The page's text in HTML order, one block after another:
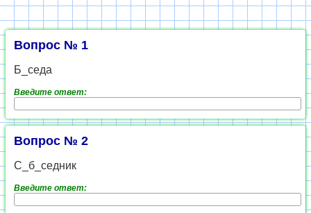
Вопрос № 1
Б_седа
Введите ответ:
Вопрос № 2
С_б_седник
Введите ответ: